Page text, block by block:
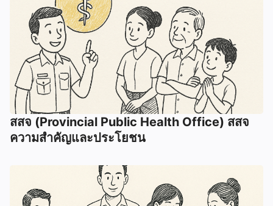
สสจ (Provincial Public Health Office) สสจ
ความสำคัญและประโยชน